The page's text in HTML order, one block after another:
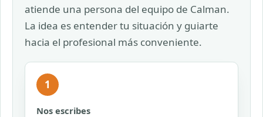
atiende una persona del equipo de Calman.
La idea es entender tu situación y guiarte
hacia el profesional más conveniente.
1
Nos escribes